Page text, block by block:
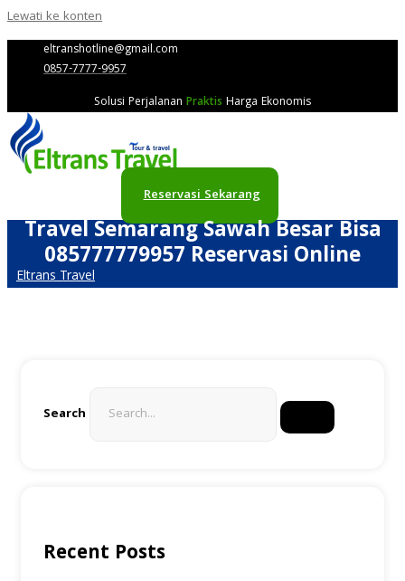
Lewati ke konten
eltranshotline@gmail.com
0857-7777-9957
Solusi Perjalanan Praktis Harga Ekonomis
Reservasi Sekarang
Travel Semarang Sawah Besar Bisa
085777779957 Reservasi Online
Eltrans Travel
Search
Recent Posts